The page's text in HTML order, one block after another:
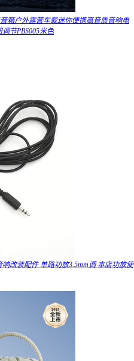
箱户外露营车载迷你便携高音质音响电
节PBS005米色
改装配件 单路功放3.5mm调 本店功放使